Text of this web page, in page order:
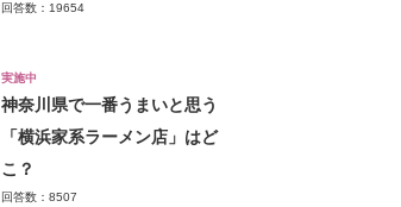
回答数：19654
実施中
神奈川県で一番うまいと思う
「横浜家系ラーメン店」はど
こ？
回答数：8507